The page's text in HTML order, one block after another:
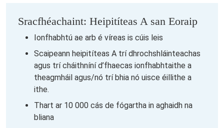
Sracfhéachaint: Heipitíteas A san Eoraip
Ionfhabhtú ae arb é víreas is cúis leis
Scaipeann heipitíteas A trí dhrochshláinteachas
agus trí cháithníní d’fhaecas ionfhabhtaithe a
theagmháil agus/nó trí bhia nó uisce éillithe a
ithe.
Thart ar 10 000 cás de fógartha in aghaidh na
bliana